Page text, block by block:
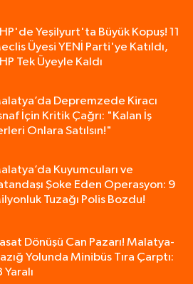
Yeşilyurt'ta Büyük Kopuş! 11
Üyesi YENİ Parti'ye Katıldı,
Tek Üyeyle Kaldı
Depremzede Kiracı
İçin Kritik Çağrı: "Kalan İş
Onlara Satılsın!"
Kuyumcuları ve
Şoke Eden Operasyon: 9
Tuzağı Polis Bozdu!
Dönüşü Can Pazarı! Malatya-
Yolunda Minibüs Tıra Çarptı:
Yaralı